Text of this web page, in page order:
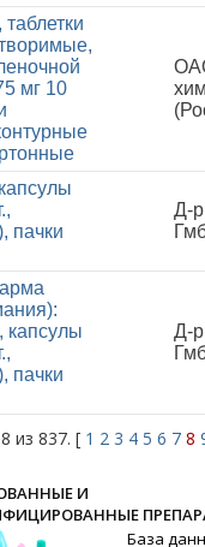
мг 10
пачки
Д-
капсулы
пачки
Д-
из 837. [ 1 2 3 4 5 6 7 8
И
База